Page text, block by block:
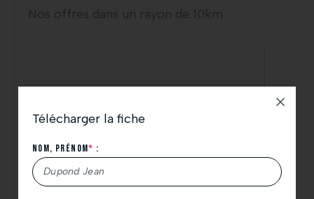
Nos offres dans un rayon de 10km
Télécharger la fiche
Nom, Prénom* :